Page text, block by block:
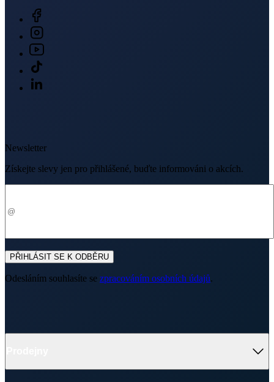
Newsletter
Získejte slevy jen pro přihlášené, buďte informováni o akcích.
PŘIHLÁSIT SE K ODBĚRU
Odesláním souhlasíte se zpracováním osobních údajů.